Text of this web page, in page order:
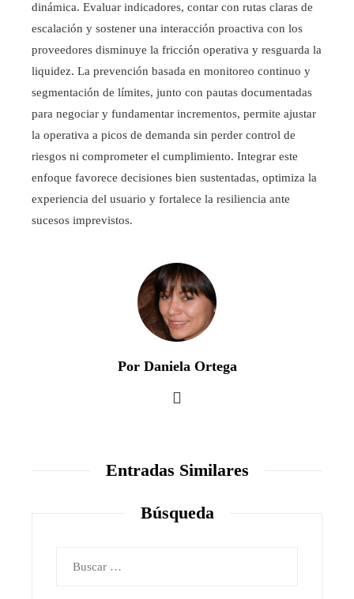
dinámica. Evaluar indicadores, contar con rutas claras de
escalación y sostener una interacción proactiva con los
proveedores disminuye la fricción operativa y resguarda la
liquidez. La prevención basada en monitoreo continuo y
segmentación de límites, junto con pautas documentadas
para negociar y fundamentar incrementos, permite ajustar
la operativa a picos de demanda sin perder control de
riesgos ni comprometer el cumplimiento. Integrar este
enfoque favorece decisiones bien sustentadas, optimiza la
experiencia del usuario y fortalece la resiliencia ante
sucesos imprevistos.
Por Daniela Ortega
Entradas Similares
Búsqueda